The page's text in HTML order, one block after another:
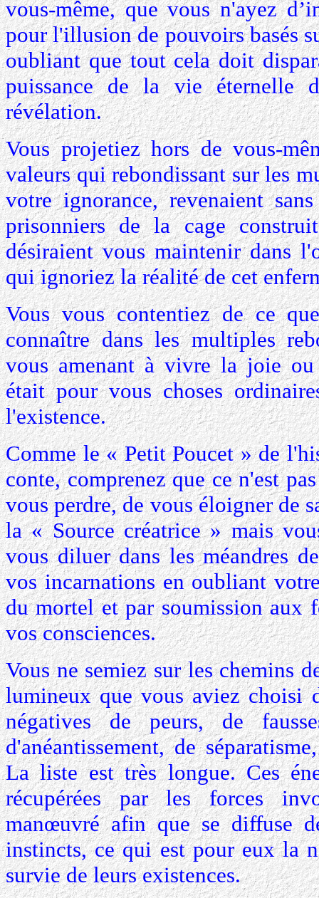
vous-même, que vous n'ayez
pour l'illusion de pouvoirs basés
oubliant que tout cela doit
puissance de la vie éternelle
révélation.
Vous projetiez hors de vous-
valeurs qui rebondissant sur les
votre ignorance, revenaient
prisonniers de la cage
désiraient vous maintenir dans
qui ignoriez la réalité de cet
Vous vous contentiez de ce
connaître dans les multiples
vous amenant à vivre la joie
était pour vous choses
l'existence.
Comme le « Petit Poucet » de
conte, comprenez que ce n'est
vous perdre, de vous éloigner de
la « Source créatrice » mais
vous diluer dans les méandres
vos incarnations en oubliant
du mortel et par soumission aux
vos consciences.
Vous ne semiez sur les chemins
lumineux que vous aviez choisi
négatives de peurs, de
d'anéantissement, de
La liste est très longue. Ces
récupérées par les forces
manœuvré afin que se diffuse
instincts, ce qui est pour eux la
survie de leurs existences.